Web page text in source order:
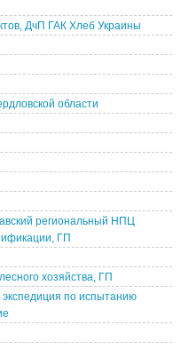
ДчП ГАК Хлеб Украины
области
региональный НПЦ
ГП
хозяйства, ГП
экспедиция по испытанию